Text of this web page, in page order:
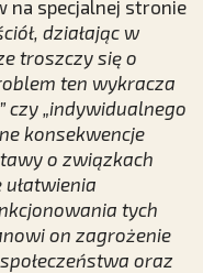
na specjalnej stronie
działając w
troszczy się o
ten wykracza
czy „indywidualnego
konsekwencje
o związkach
tych
on zagrożenie
oraz